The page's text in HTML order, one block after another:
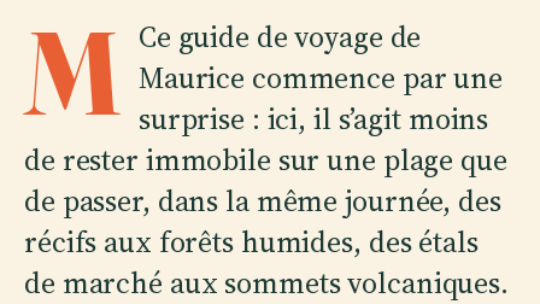
M Ce guide de voyage de
Maurice commence par une
surprise : ici, il s’agit moins
de rester immobile sur une plage que
de passer, dans la même journée, des
récifs aux forêts humides, des étals
de marché aux sommets volcaniques.